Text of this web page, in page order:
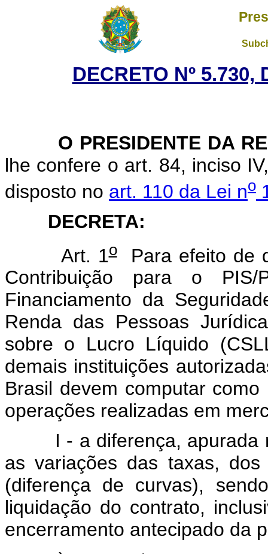
DECRETO Nº 5.730,
O PRESIDENTE DA
lhe confere o art. 84, inciso
disposto no art. 110 da Lei no
DECRETA:
Art. 1oPara efeito de
Contribuição para o PIS/
Financiamento da
Renda das Pessoas
sobre o Lucro Líquido
demais instituições
Brasil devem computar
operações realizadas em
I - a diferença, apurada
as variações das taxas,
(diferença de curvas),
liquidação do contrato,
encerramento antecipado da